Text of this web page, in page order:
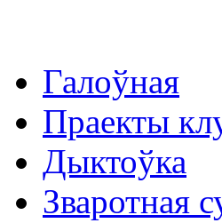
Галоўная
Праекты
Дыктоўка
Зваротная